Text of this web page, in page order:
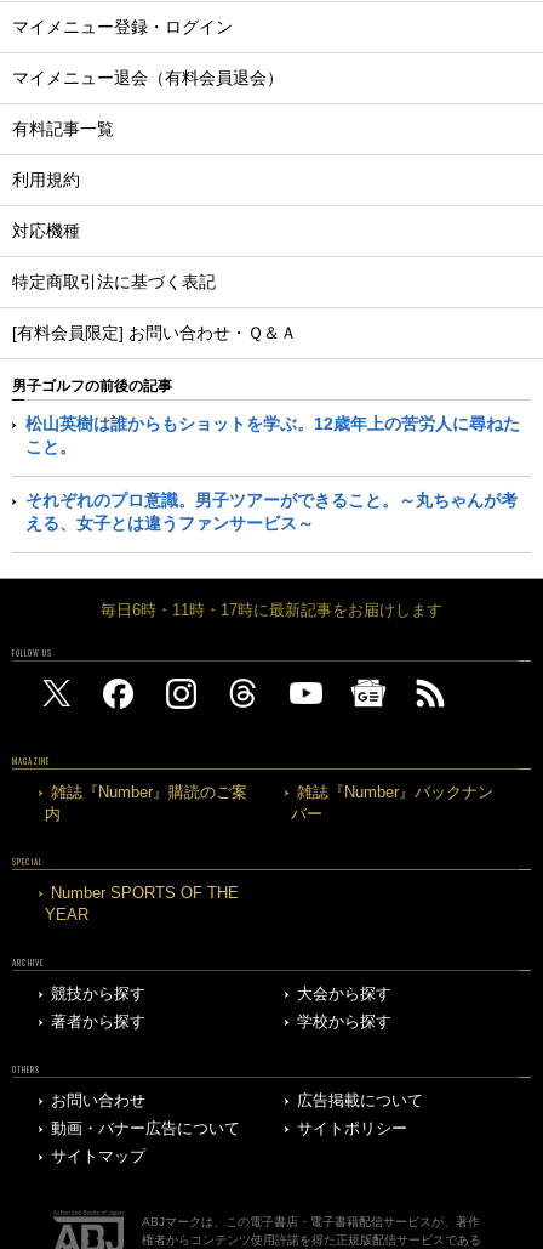
マイメニュー登録・ログイン
マイメニュー退会（有料会員退会）
有料記事一覧
利用規約
対応機種
特定商取引法に基づく表記
[有料会員限定] お問い合わせ・Ｑ＆Ａ
男子ゴルフの前後の記事
松山英樹は誰からもショットを学ぶ。12歳年上の苦労人に尋ねた
こと。
それぞれのプロ意識。男子ツアーができること。～丸ちゃんが考
える、女子とは違うファンサービス～
毎日6時・11時・17時に最新記事をお届けします
FOLLOW US
MAGAZINE
雑誌『Number』購読のご案
内
雑誌『Number』バックナン
バー
SPECIAL
Number SPORTS OF THE
YEAR
ARCHIVE
競技から探す
大会から探す
著者から探す
学校から探す
OTHERS
お問い合わせ
広告掲載について
動画・バナー広告について
サイトポリシー
サイトマップ
ABJマークは、この電子書店・電子書籍配信サービスが、著作
権者からコンテンツ使用許諾を得た正規版配信サービスである